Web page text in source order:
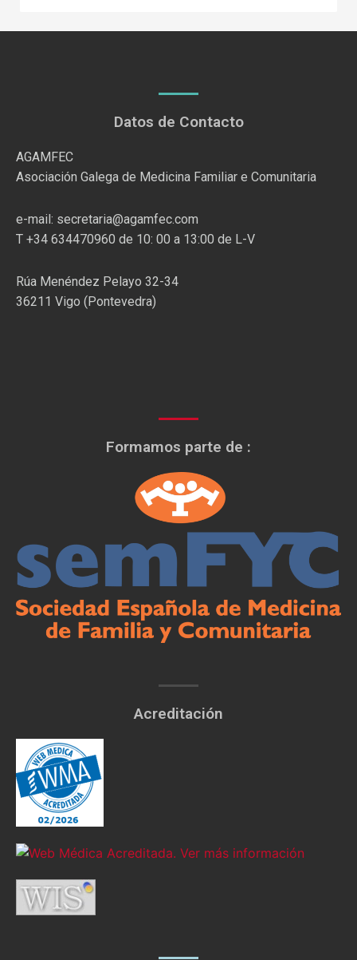
Datos de Contacto
AGAMFEC
Asociación Galega de Medicina Familiar e Comunitaria
e-mail: secretaria@agamfec.com
T +34 634470960 de 10: 00 a 13:00 de L-V
Rúa Menéndez Pelayo 32-34
36211 Vigo (Pontevedra)
Formamos parte de :
Acreditación